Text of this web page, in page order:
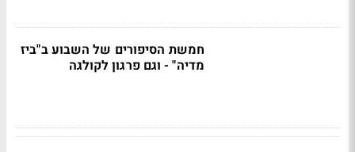
חמשת הסיפורים של השבוע ב"ביז
מדיה" - וגם פרגון לקולגה